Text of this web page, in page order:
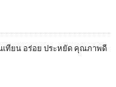
เทียน อร่อย ประหยัด คุณภาพดี